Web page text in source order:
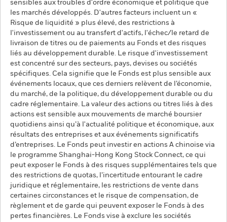
sensibles aux troubles d'ordre économique et politique que
les marchés développés. D'autres facteurs incluent un «
Risque de liquidité » plus élevé, des restrictions à
l'investissement ou au transfert d'actifs, l'échec/le retard de
livraison de titres ou de paiements au Fonds et des risques
liés au développement durable. Le risque d'investissement
est concentré sur des secteurs, pays, devises ou sociétés
spécifiques. Cela signifie que le Fonds est plus sensible aux
événements locaux, que ces derniers relèvent de l’économie,
du marché, de la politique, du développement durable ou du
cadre réglementaire. La valeur des actions ou titres liés à des
actions est sensible aux mouvements de marché boursier
quotidiens ainsi qu’à l'actualité politique et économique, aux
résultats des entreprises et aux événements significatifs
d’entreprises. Le Fonds peut investir en actions A chinoise via
le programme Shanghai-Hong Kong Stock Connect, ce qui
peut exposer le Fonds à des risques supplémentaires tels que
des restrictions de quotas, l’incertitude entourant le cadre
juridique et réglementaire, les restrictions de vente dans
certaines circonstances et le risque de compensation, de
règlement et de garde qui peuvent exposer le Fonds à des
pertes financières. Le Fonds vise à exclure les sociétés